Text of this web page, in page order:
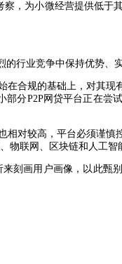
，为小微经营提供低
行业竞争中保持优势、
合规的基础上，对其
分P2P网贷平台正在尝
对较高，平台必须谨
物联网、区块链和人工智
刻画用户画像，以此甄